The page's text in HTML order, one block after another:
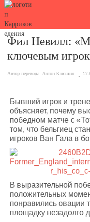
Фил Невилл:
ключевым
Автор перевода: Антон Клюшин
Бывший игрок и
объясняет, почему
победном матче с
том, что бельгиец
игроков Ван Гала в
В выразительной
положительных
понравились овации
площадку незадолго